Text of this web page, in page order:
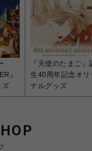
』
ズ
『天使のたまご』
生40周年記念オリ
ナルグッズ